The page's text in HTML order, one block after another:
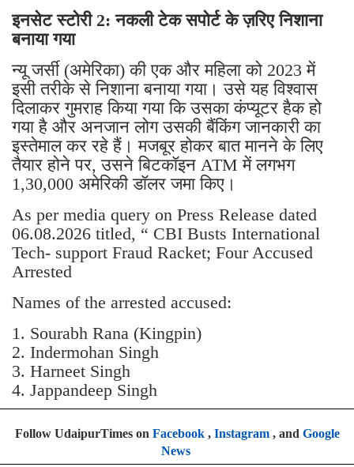
इनसेट स्टोरी 2: नकली टेक सपोर्ट के ज़रिए निशाना
बनाया गया
न्यू जर्सी (अमेरिका) की एक और महिला को 2023 में
इसी तरीके से निशाना बनाया गया। उसे यह विश्वास
दिलाकर गुमराह किया गया कि उसका कंप्यूटर हैक हो
गया है और अनजान लोग उसकी बैंकिंग जानकारी का
इस्तेमाल कर रहे हैं। मजबूर होकर बात मानने के लिए
तैयार होने पर, उसने बिटकॉइन ATM में लगभग
1,30,000 अमेरिकी डॉलर जमा किए।
As per media query on Press Release dated
06.08.2026 titled, “ CBI Busts International
Tech- support Fraud Racket; Four Accused
Arrested
Names of the arrested accused:
1. Sourabh Rana (Kingpin)
2. Indermohan Singh
3. ⁠Harneet Singh
4. ⁠Jappandeep Singh
Follow UdaipurTimes on Facebook, Instagram, and Google
News